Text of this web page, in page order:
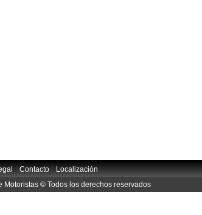
|Contacto|Localización
Motoristas © Todos los derechos reservados